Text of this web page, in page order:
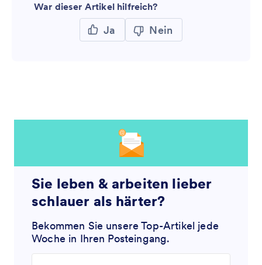
War dieser Artikel hilfreich?
Ja Nein
Sie leben & arbeiten lieber
schlauer als härter?
Bekommen Sie unsere Top-Artikel jede
Woche in Ihren Posteingang.